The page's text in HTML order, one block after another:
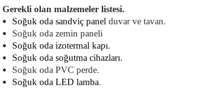
Gerekli olan malzemeler listesi.
Soğuk oda sandviç panel duvar ve tavan.
Soğuk oda zemin paneli
Soğuk oda izotermal kapı.
Soğuk oda soğutma cihazları.
Soğuk oda PVC perde.
Soğuk oda LED lamba.